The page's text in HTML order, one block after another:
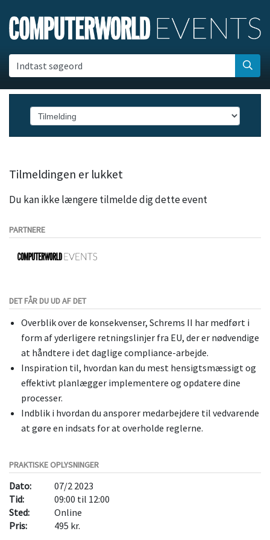
Indtast søgeord
Tilmeldingen er lukket
Du kan ikke længere tilmelde dig dette event
PARTNERE
DET FÅR DU UD AF DET
Overblik over de konsekvenser, Schrems II har medført i
form af yderligere retningslinjer fra EU, der er nødvendige
at håndtere i det daglige compliance-arbejde.
Inspiration til, hvordan kan du mest hensigtsmæssigt og
effektivt planlægger implementere og opdatere dine
processer.
Indblik i hvordan du ansporer medarbejdere til vedvarende
at gøre en indsats for at overholde reglerne.
PRAKTISKE OPLYSNINGER
Dato:
07/2 2023
Tid:
09:00 til 12:00
Sted:
Online
Pris:
495 kr.